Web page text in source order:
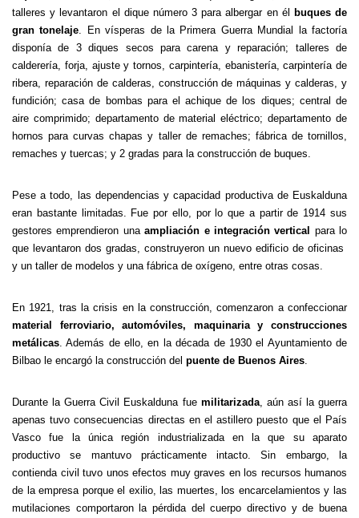
talleres y levantaron el dique número 3 para albergar en él
buques de
gran tonelaje. En vísperas de la Primera Guerra Mundial la factoría
disponía de 3 diques secos para carena y reparación; talleres de
calderería, forja, ajuste y tornos, carpintería, ebanistería, carpintería de
ribera, reparación de calderas, construcción de máquinas y calderas, y
fundición; casa de bombas para el achique de los diques; central de
aire comprimido; departamento de material eléctrico; departamento de
hornos para curvas chapas y taller de remaches; fábrica de tornillos,
remaches y tuercas; y 2 gradas para la construcción de buques.
Pese a todo, las dependencias y capacidad productiva de Euskalduna
eran bastante limitadas. Fue por ello, por lo que a partir de 1914 sus
gestores emprendieron unaampliación e integración vertical para lo
que levantaron dos gradas, construyeron un nuevo edificio de oficinas
y un taller de modelos y una fábrica de oxígeno, entre otras cosas.
En 1921, tras la crisis en la construcción, comenzaron a confeccionar
material ferroviario, automóviles, maquinaria y construcciones
metálicas. Además de ello, en la década de 1930 el Ayuntamiento de
Bilbao le encargó la construcción del puente de Buenos Aires.
Durante la Guerra Civil Euskalduna fue militarizada, aún así la guerra
apenas tuvo consecuencias directas en el astillero puesto que el País
Vasco fue la única región industrializada en la que su aparato
productivo se mantuvo prácticamente intacto. Sin embargo, la
contienda civil tuvo unos efectos muy graves en los recursos humanos
de la empresa porque el exilio, las muertes, los encarcelamientos y las
mutilaciones comportaron la pérdida del cuerpo directivo y de buena